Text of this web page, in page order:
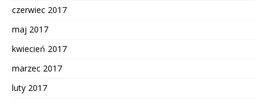
czerwiec 2017
maj 2017
kwiecień 2017
marzec 2017
luty 2017